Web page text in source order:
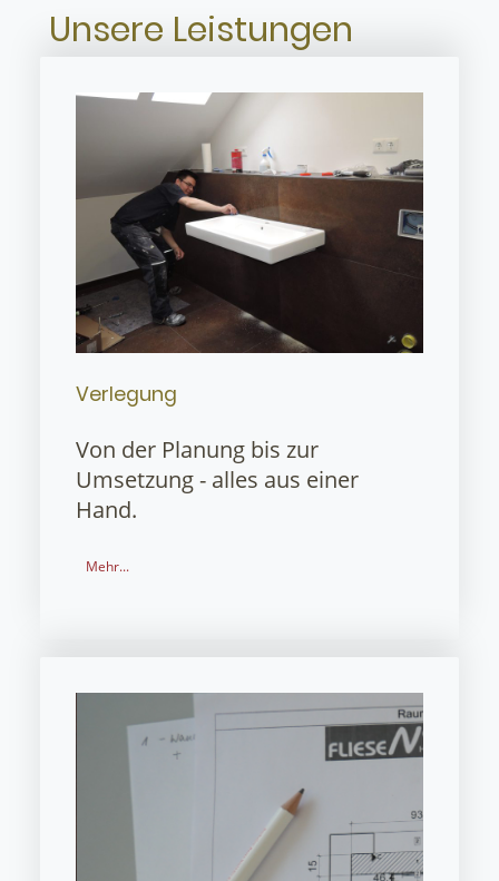
Unsere Leistungen
Verlegung
Von der Planung bis zur
Umsetzung - alles aus einer
Hand.
Mehr...